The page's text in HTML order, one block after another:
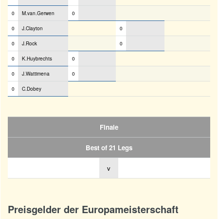
0 M.van.Gerwen 0
0 J.Clayton 0
0 J.Rock 0
0 K.Huybrechts 0
0 J.Wattimena 0
0 C.Dobey
Finale
Best of 21 Legs
v
Preisgelder der Europameisterschaft